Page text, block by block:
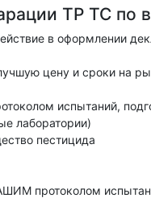
ТР ТС по
в оформлении
цену и сроки на
испытаний,
лаборатории)
пестицида
протоколом